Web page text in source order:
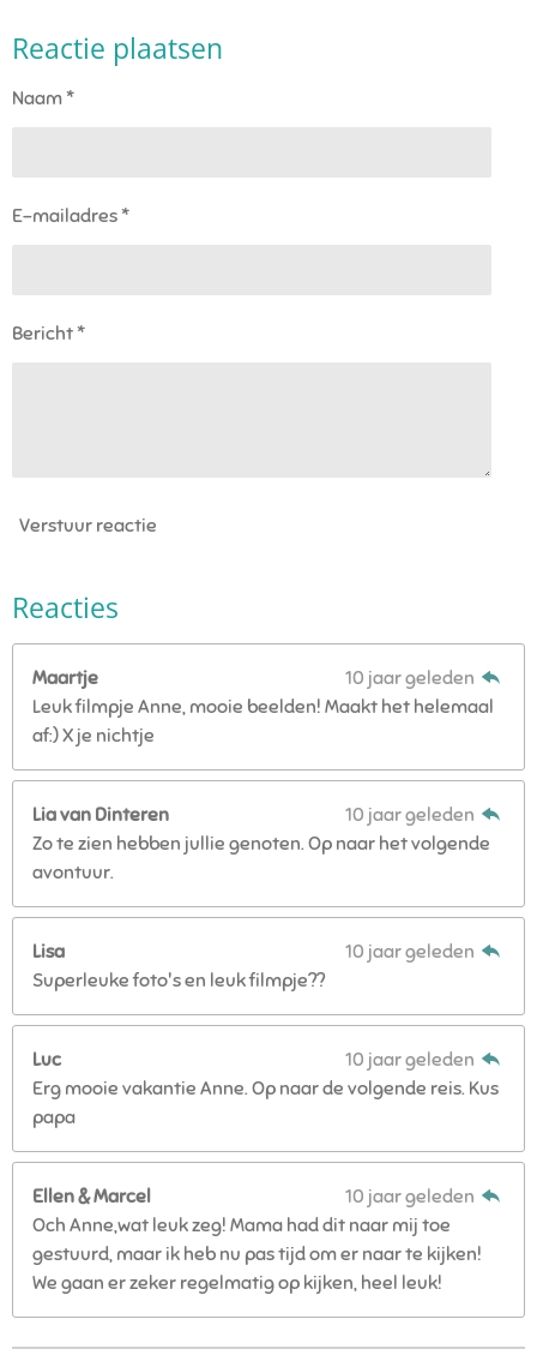
Reactie plaatsen
Naam *
E-mailadres *
Bericht *
Verstuur reactie
Reacties
Maartje
10 jaar geleden
Leuk filmpje Anne, mooie beelden! Maakt het helemaal
af:) X je nichtje
Lia van Dinteren
10 jaar geleden
Zo te zien hebben jullie genoten. Op naar het volgende
avontuur.
Lisa
10 jaar geleden
Superleuke foto's en leuk filmpje??
Luc
10 jaar geleden
Erg mooie vakantie Anne. Op naar de volgende reis. Kus
papa
Ellen & Marcel
10 jaar geleden
Och Anne,wat leuk zeg! Mama had dit naar mij toe
gestuurd, maar ik heb nu pas tijd om er naar te kijken!
We gaan er zeker regelmatig op kijken, heel leuk!